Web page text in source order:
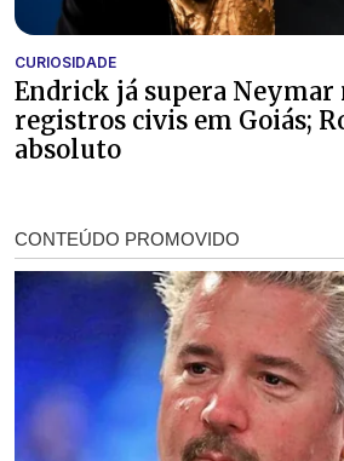
CURIOSIDADE
Endrick já supera
registros civis em Goiás;
absoluto